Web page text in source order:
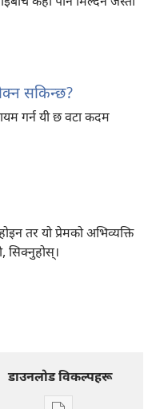
सकिन्छ?
गर्न यी छ वटा कदम
होइन तर यो प्रेमको अभिव्यक्ति
सिक्नुहोस्।
डाउनलोड विकल्पहरू